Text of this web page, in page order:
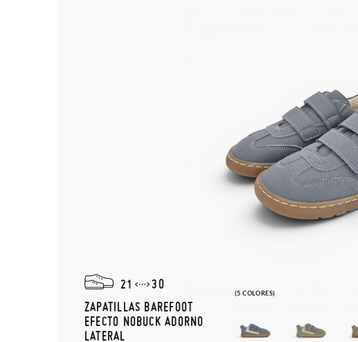
(5 COLORES)
21
30
ZAPATILLAS BAREFOOT
EFECTO NOBUCK ADORNO
LATERAL